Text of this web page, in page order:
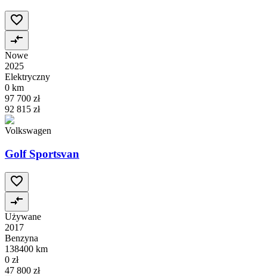
Nowe
2025
Elektryczny
0 km
97 700 zł
92 815 zł
Volkswagen
Golf Sportsvan
Używane
2017
Benzyna
138400 km
0 zł
47 800 zł